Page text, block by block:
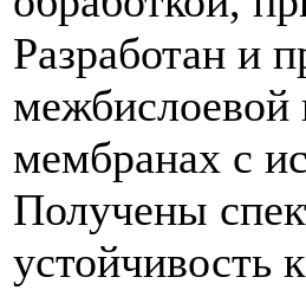
Разработан и
мембранах с
Получены
устойчивость